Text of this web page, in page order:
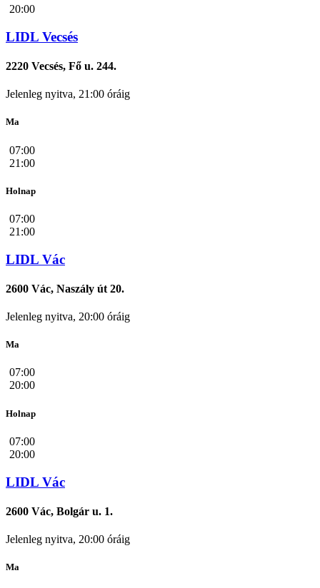
20:00
LIDL Vecsés
2220 Vecsés, Fő u. 244.
Jelenleg nyitva, 21:00 óráig
Ma
07:00
21:00
Holnap
07:00
21:00
LIDL Vác
2600 Vác, Naszály út 20.
Jelenleg nyitva, 20:00 óráig
Ma
07:00
20:00
Holnap
07:00
20:00
LIDL Vác
2600 Vác, Bolgár u. 1.
Jelenleg nyitva, 20:00 óráig
Ma